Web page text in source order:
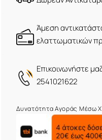
Άμεση
ελαττωματικών
Eπικοινωνήστε
2541021622
Δυνατότητα Αγοράς Μέσω